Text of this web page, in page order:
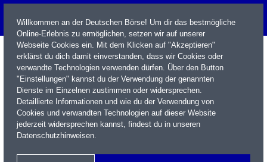
Name / WKN / ISIN / Kürzel
Willkommen an der Deutschen Börse! Um dir das bestmögliche
Online-Erlebnis zu ermöglichen, setzen wir auf unserer
Webseite Cookies ein. Mit dem Klicken auf "Akzeptieren"
erklärst du dich damit einverstanden, dass wir Cookies oder
verwandte Technologien verwenden dürfen. Über den Button
"Einstellungen" kannst du der Verwendung der genannten
Dienste im Einzelnen zustimmen oder widersprechen.
Detaillierte Informationen und wie du der Verwendung von
Cookies und verwandten Technologien auf dieser Website
jederzeit widersprechen kannst, findest du in unseren
Datenschutzhinweisen.